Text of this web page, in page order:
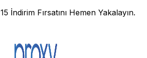
İndirim Fırsatını Hemen Yakalayın.